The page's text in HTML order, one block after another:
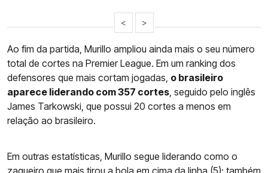
< >
Ao fim da partida, Murillo ampliou ainda mais o seu número
total de cortes na Premier League. Em um ranking dos
defensores que mais cortam jogadas, o brasileiro
aparece liderando com 357 cortes, seguido pelo inglês
James Tarkowski, que possui 20 cortes a menos em
relação ao brasileiro.
Em outras estatísticas, Murillo segue liderando como o